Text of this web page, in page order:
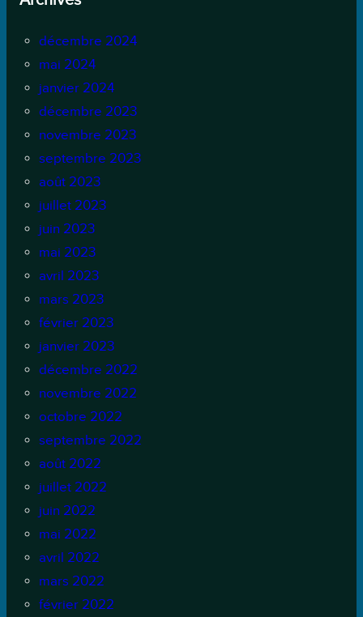
décembre 2024
mai 2024
janvier 2024
décembre 2023
novembre 2023
septembre 2023
août 2023
juillet 2023
juin 2023
mai 2023
avril 2023
mars 2023
février 2023
janvier 2023
décembre 2022
novembre 2022
octobre 2022
septembre 2022
août 2022
juillet 2022
juin 2022
mai 2022
avril 2022
mars 2022
février 2022